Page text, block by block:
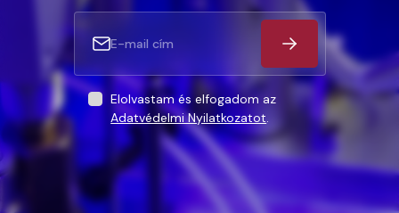
Elolvastam és elfogadom az
Adatvédelmi Nyilatkozatot.